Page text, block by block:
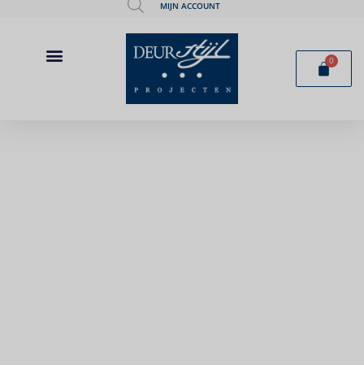
MIJN ACCOUNT
0